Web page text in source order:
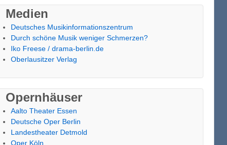
Medien
Deutsches Musikinformationszentrum
Durch schöne Musik weniger Schmerzen?
Iko Freese / drama-berlin.de
Oberlausitzer Verlag
Opernhäuser
Aalto Theater Essen
Deutsche Oper Berlin
Landestheater Detmold
Oper Köln